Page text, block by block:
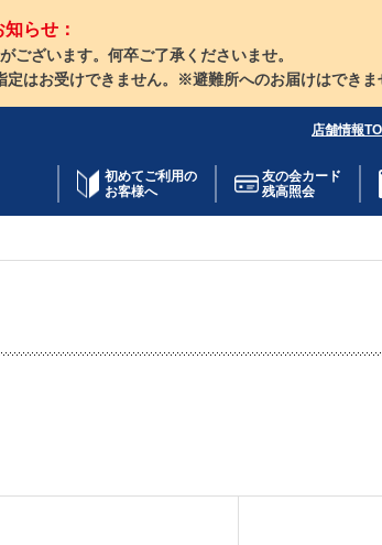
らせ：
ございます。何卒ご了承くださいませ。
はお受けできません。※避難所へのお届けはできま
店舗情報
初めてご利用の
お客様へ
友の会カード
残高照会